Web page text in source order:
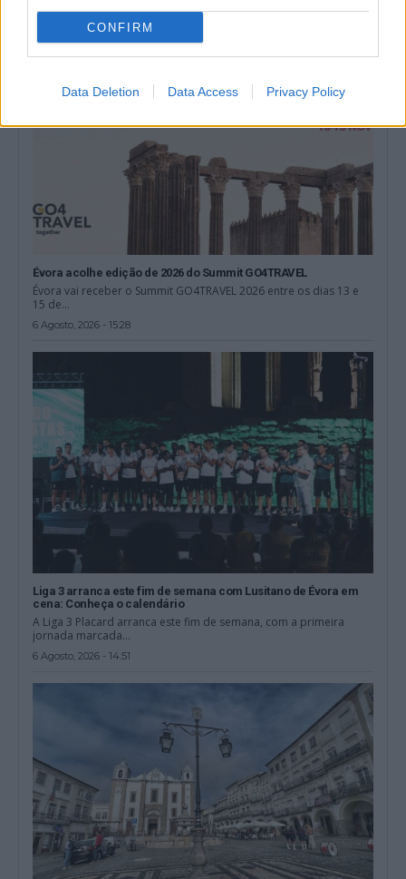
CONFIRM
Data Deletion Data Access Privacy Policy
Évora acolhe edição de 2026 do Summit GO4TRAVEL
Évora vai receber o Summit GO4TRAVEL 2026 entre os dias 13 e
15 de...
6 Agosto, 2026 - 15:28
Liga 3 arranca este fim de semana com Lusitano de Évora em
cena: Conheça o calendário
A Liga 3 Placard arranca este fim de semana, com a primeira
jornada marcada...
6 Agosto, 2026 - 14:51